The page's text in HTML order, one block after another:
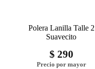
Polera Lanilla Talle 2
Suavecito
$ 290